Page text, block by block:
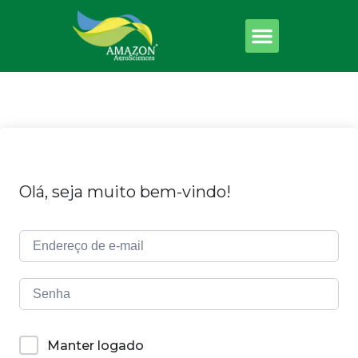
Olá, seja muito bem-vindo!
Manter logado